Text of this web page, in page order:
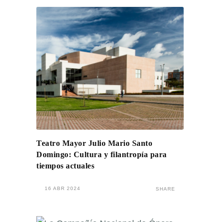
Teatro Mayor Julio Mario Santo
Domingo: Cultura y filantropía para
tiempos actuales
16 ABR 2024 SHARE